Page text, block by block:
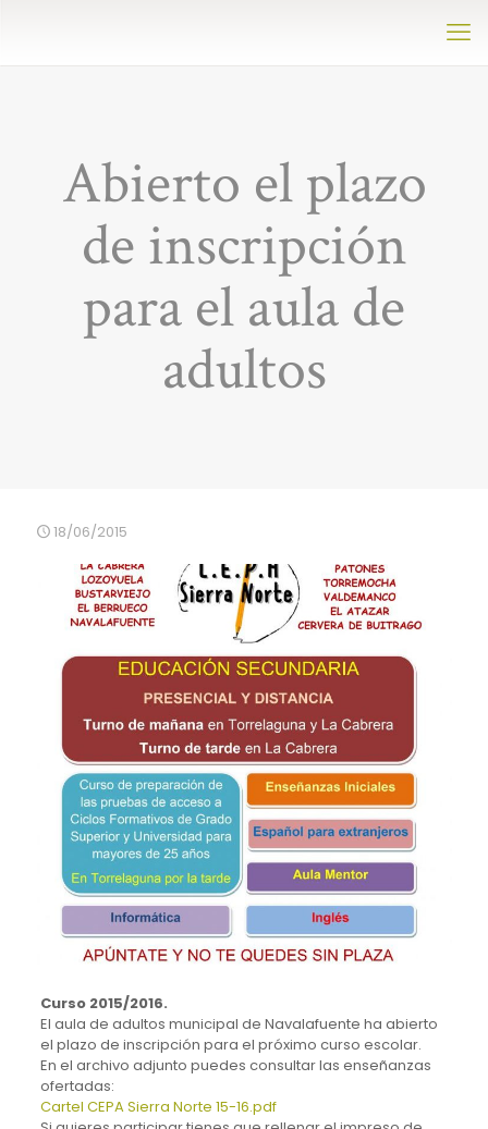
Abierto el plazo
de inscripción
para el aula de
adultos
18/06/2015
Curso 2015/2016.
El aula de adultos municipal de Navalafuente ha abierto
el plazo de inscripción para el próximo curso escolar.
En el archivo adjunto puedes consultar las enseñanzas
ofertadas:
Cartel CEPA Sierra Norte 15-16.pdf